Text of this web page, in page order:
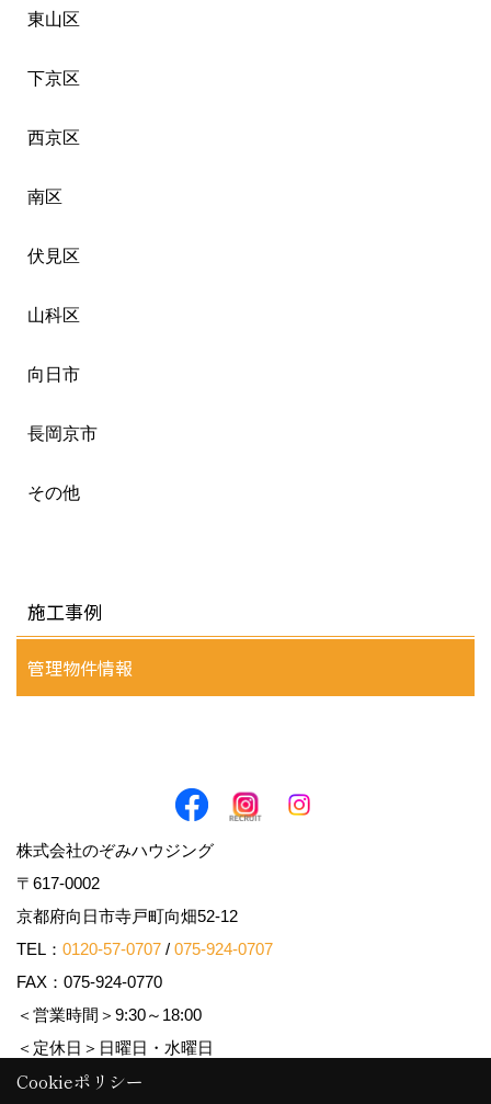
東山区
下京区
西京区
南区
伏見区
山科区
向日市
長岡京市
その他
施工事例
管理物件情報
株式会社のぞみハウジング
〒617-0002
京都府向日市寺戸町向畑52-12
TEL： 0120-57-0707 / 075-924-0707
FAX：075-924-0770
＜営業時間＞9:30～18:00
＜定休日＞日曜日・水曜日
Cookieポリシー